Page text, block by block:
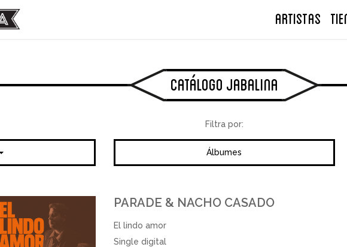
ARTISTAS
Catálogo Jabalina
Filtra por:
Álbumes
PARADE & NACHO CASADO
El lindo amor
Single digital